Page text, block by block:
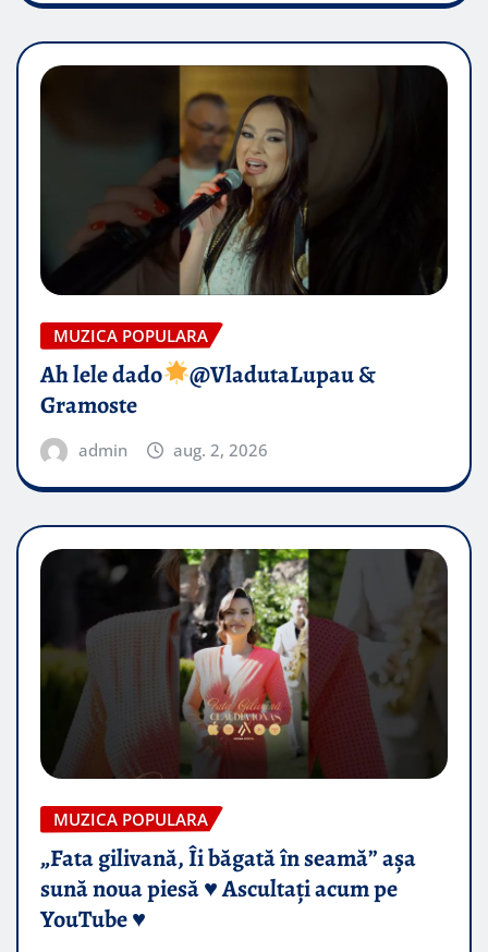
MUZICA POPULARA
Ah lele dado​
@VladutaLupau &
Gramoste
admin aug. 2, 2026
MUZICA POPULARA
„Fata gilivană, Îi băgată în seamă” așa
sună noua piesă ♥️ Ascultați acum pe
YouTube ♥️